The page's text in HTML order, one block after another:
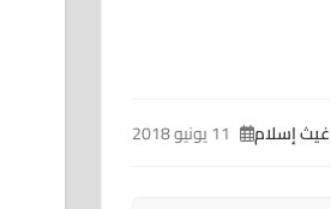
غيث إسلام